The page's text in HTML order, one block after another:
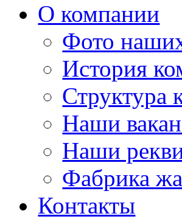
О компании
Фото
История
Структура
Наши
Наши
Фабрика
Контакты